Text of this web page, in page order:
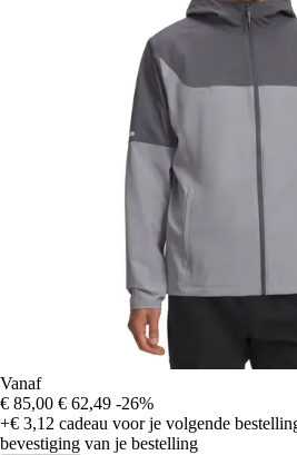
Vanaf
€ 85,00 € 62,49 -26%
+€ 3,12 cadeau voor je volgende
bevestiging van je bestelling